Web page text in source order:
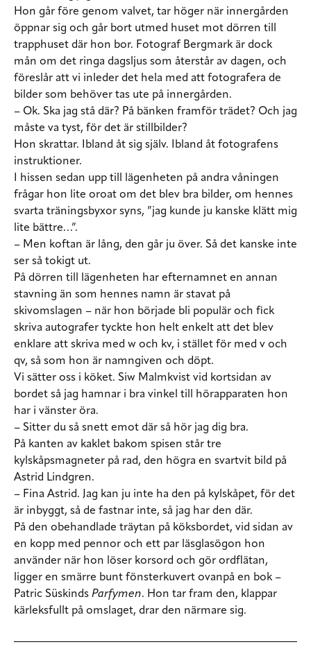
Hon går före genom valvet, tar höger när innergården
öppnar sig och går bort utmed huset mot dörren till
trapphuset där hon bor. Fotograf Bergmark är dock
mån om det ringa dagsljus som återstår av dagen, och
föreslår att vi inleder det hela med att fotografera de
bilder som behöver tas ute på innergården.
– Ok. Ska jag stå där? På bänken framför trädet? Och jag
måste va tyst, för det är stillbilder?
Hon skrattar. Ibland åt sig själv. Ibland åt fotografens
instruktioner.
I hissen sedan upp till lägenheten på andra våningen
frågar hon lite oroat om det blev bra bilder, om hennes
svarta träningsbyxor syns, ”jag kunde ju kanske klätt mig
lite bättre…”.
– Men koftan är lång, den går ju över. Så det kanske inte
ser så tokigt ut.
På dörren till lägenheten har efternamnet en annan
stavning än som hennes namn är stavat på
skivomslagen – när hon började bli populär och fick
skriva autografer tyckte hon helt enkelt att det blev
enklare att skriva med w och kv, i stället för med v och
qv, så som hon är namngiven och döpt.
Vi sätter oss i köket. Siw Malmkvist vid kortsidan av
bordet så jag hamnar i bra vinkel till hörapparaten hon
har i vänster öra.
– Sitter du så snett emot där så hör jag dig bra.
På kanten av kaklet bakom spisen står tre
kylskåpsmagneter på rad, den högra en svartvit bild på
Astrid Lindgren.
– Fina Astrid. Jag kan ju inte ha den på kylskåpet, för det
är inbyggt, så de fastnar inte, så jag har den där.
På den obehandlade träytan på köksbordet, vid sidan av
en kopp med pennor och ett par läsglasögon hon
använder när hon löser korsord och gör ordflätan,
ligger en smärre bunt fönsterkuvert ovanpå en bok –
Patric Süskinds Parfymen. Hon tar fram den, klappar
kärleksfullt på omslaget, drar den närmare sig.